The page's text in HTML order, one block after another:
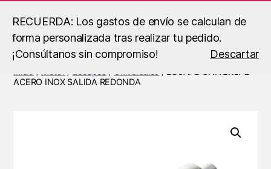
RECUERDA: Los gastos de envío se calculan de
forma personalizada tras realizar tu pedido.
¡Consúltanos sin compromiso!
Descartar
Buscar
B.S
ACERO INOX SALIDA REDONDA